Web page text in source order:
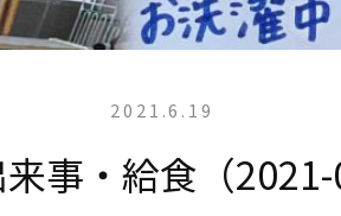
2021.6.19
事・給食（2021-